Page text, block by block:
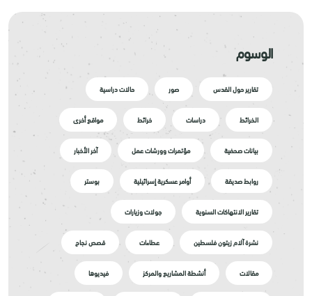
الوسوم
تقارير حول القدس صور حالات دراسية
الخرائط دراسات خرائط مواقع أخرى
بيانات صحفية مؤتمرات وورشات عمل آخر الأخبار
روابط صديقة أوامر عسكرية إسرائيلية بوستر
تقارير الانتهاكات السنوية جولات وزيارات
نشرة آلام زيتون فلسطين عطاءات قصص نجاح
مقالات أنشطة المشاريع والمركز فيديوها